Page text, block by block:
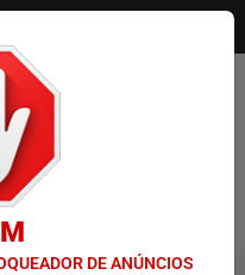
DE ANÚNCIOS